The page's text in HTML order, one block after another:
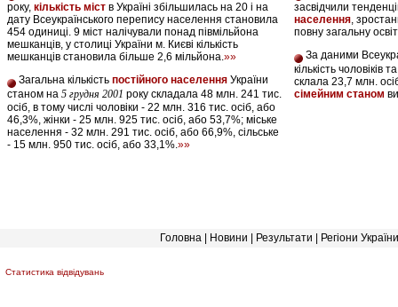
року, кількість міст в Україні збільшилась на 20 і на
дату Всеукраїнського перепису населення становила
454 одиниці. 9 міст налічували понад півмільйона
мешканців, у столиці України м. Києві кількість
мешканців становила більше 2,6 мільйона.»»
Загальна кількість постійного населення України
станом на 5 грудня 2001 року складала 48 млн. 241 тис.
осіб, в тому числі чоловіки - 22 млн. 316 тис. осіб, або
46,3%, жінки - 25 млн. 925 тис. осіб, або 53,7%; міське
населення - 32 млн. 291 тис. осіб, або 66,9%, сільське
- 15 млн. 950 тис. осіб, або 33,1%.»»
засвідчили
населення,
повну загальну
За даними
кількість чоловіків
склала 23,7 млн.
сімейним станом
Головна| Новини Результати Регіони України
Статистика відвідувань